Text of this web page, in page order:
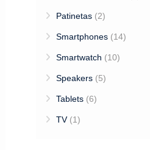
Patinetas (2)
Smartphones (14)
Smartwatch (10)
Speakers (5)
Tablets (6)
TV (1)